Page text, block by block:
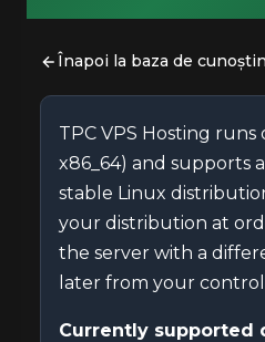
Înapoi la baza de
TPC VPS Hosting runs
x86_64) and supports
stable Linux
your distribution at
the server with a
later from your
Currently supported